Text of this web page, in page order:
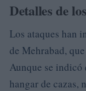
Detalles de
Los ataques han
de Mehrabad,
Aunque se indicó
hangar de cazas,